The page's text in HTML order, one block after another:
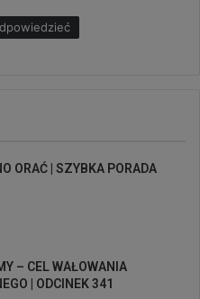
:
ORAĆ | SZYBKA PORADA
– CEL WAŁOWANIA
| ODCINEK 341